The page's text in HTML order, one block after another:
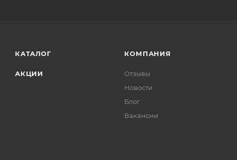
КАТАЛОГ
АКЦИИ
КОМПАНИЯ
Отзывы
Новости
Блог
Вакансии